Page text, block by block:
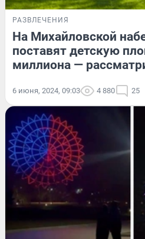
РАЗВЛЕЧЕНИЯ
На Михайловской
поставят детскую
миллиона —
6 июня, 2024, 09:03 4 880 25